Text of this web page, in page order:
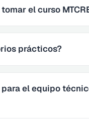
el curso
prácticos?
el equipo